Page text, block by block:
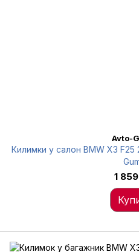
Avto-
Килимки у салон BMW X3 F25
1